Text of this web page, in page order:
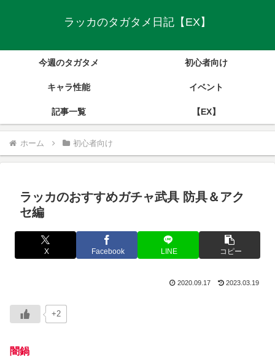
ラッカのタガタメ日記【EX】
今週のタガタメ 初心者向け
キャラ性能 イベント
記事一覧 【EX】
ホーム 初心者向け
ラッカのおすすめガチャ武具 防具＆アク
セ編
X Facebook LINE コピー
2020.09.17 2023.03.19
+2
闇鍋